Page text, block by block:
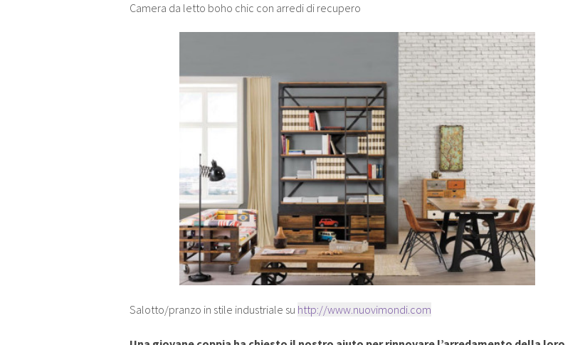
Camera da letto boho chic con arredi di recupero
Salotto/pranzo in stile industriale su http://www.nuovimondi.com